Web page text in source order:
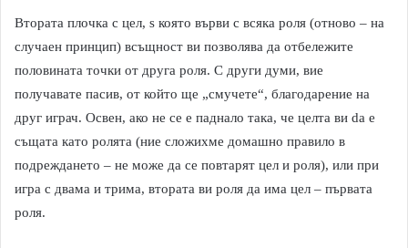
Втората плочка с цел, s която върви с всяка роля (отново – на
случаен принцип) всъщност ви позволява да отбележите
половината точки от друга роля. С други думи, вие
получавате пасив, от който ще „смучете“, благодарение на
друг играч. Освен, ако не се е паднало така, че целта ви da е
същата като ролята (ние сложихме домашно правило в
подреждането – не може да се повтарят цел и роля), или при
игра с двама и трима, втората ви роля да има цел – първата
роля.